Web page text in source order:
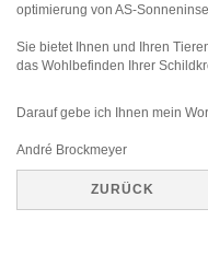
optimierung von AS-
Sie bietet Ihnen und Ihren
das Wohlbefinden Ihrer
Darauf gebe ich Ihnen mein
André Brockmeyer
ZURÜCK